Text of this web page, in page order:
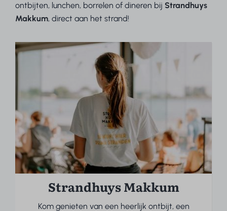
ontbijten, lunchen, borrelen of dineren bij Strandhuys
Makkum, direct aan het strand!
Strandhuys Makkum
Kom genieten van een heerlijk ontbijt, een